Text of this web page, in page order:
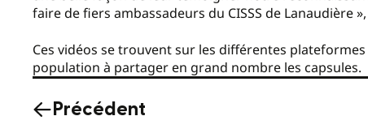
faire de fiers ambassadeurs du CISSS de Lanaudière
Ces vidéos se trouvent sur les différentes
population à partager en grand nombre les capsules.
Précédent